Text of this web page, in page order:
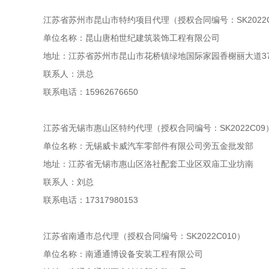
江苏省苏州市昆山市特约项目代理（授权合同编号：
单位名称：昆山唐柏世纪建筑装饰工程有限公司
地址：江苏省苏州市昆山市花桥镇绿地国际家园香榭丽大道
联系人：洪总
联系电话：15962676650
江苏省无锡市惠山区特约代理（授权合同编号：SK2022C09）
单位名称：无锡威卡威汽车零部件有限公司旁五金批发部
地址：江苏省无锡市惠山区洛社配套工业区双庙工业坊南
联系人：刘总
联系电话：17317980153
江苏省南通市总代理（授权合同编号：SK2022C010）
单位名称：南通通博设备安装工程有限公司